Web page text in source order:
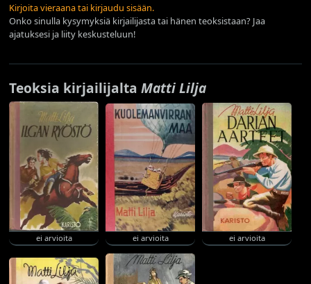
Kirjoita vieraana tai kirjaudu sisään.
Onko sinulla kysymyksiä kirjailijasta tai hänen teoksistaan? Jaa
ajatuksesi ja liity keskusteluun!
Teoksia kirjailijaltaMatti Lilja
ei arvioita ei arvioita ei arvioita